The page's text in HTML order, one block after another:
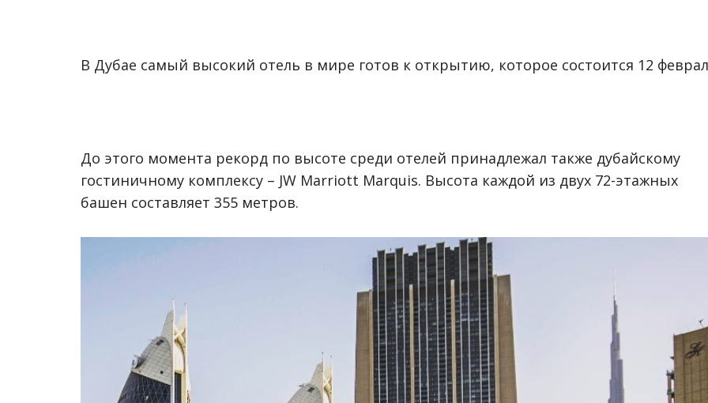
В Дубае самый высокий отель в мире готов к открытию, которое состоится 12
До этого момента рекорд по высоте среди отелей принадлежал также дубайскому
гостиничному комплексу – JW Marriott Marquis. Высота каждой из двух 72-этажных
башен составляет 355 метров.